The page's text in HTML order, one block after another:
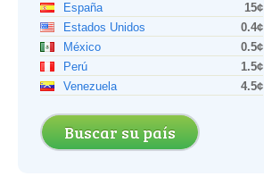
España
15¢
Estados Unidos
0.4¢
México
0.5¢
Perú
1.5¢
Venezuela
4.5¢
Buscar su país